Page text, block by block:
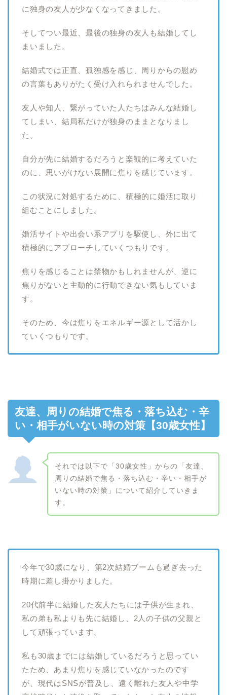
に独身の友人が少なくなってきました。
そしてつい最近、最後の独身の友人も結婚してし
まいました。
結婚式では正直、孤独感を感じ、周りからの慰め
の言葉もありがたく受け入れられませんでした。
友人や知人、繋がっていた人たちはみんな結婚し
てしまい、結局私だけが独身のままとなりまし
た。
自分が先に結婚するだろうと楽観的に考えていた
のに、思いがけない展開に焦りを感じています。
この状況に対処するために、積極的に婚活に取り
組むことにしました。
婚活サイトや出会い系アプリを駆使し、外に出て
積極的にアプローチしていくつもりです。
焦りを感じることは禁物かもしれませんが、逆に
焦りがないと主動的に行動できない気もしていま
す。
そのため、今は焦りをエネルギー源として活かし
ていくつもりです。
友達、周りの結婚で焦る・落ち込む・辛
い・相手がいない時の対策【30歳女性】
それでは以下で「30歳女性」からの「友達、
周りの結婚で焦る・落ち込む・辛い・相手が
いない時の対策」について紹介していきま
す。
今年で30歳になり、第2次結婚ブームも過ぎ去った
時期に差し掛かりました。
20代前半に結婚した友人たちには子供が生まれ、
私の弟も私よりも先に結婚し、2人の子供の父親と
して頑張っています。
私も30歳までには結婚しているだろうと思ってい
たため、あまり焦りを感じていなかったのです
が、現代はSNSが普及し、遠く離れた友人や中学